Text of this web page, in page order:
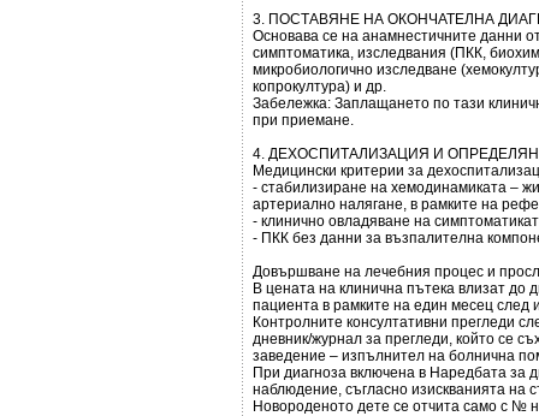
3. ПОСТАВЯНЕ НА ОКОНЧАТЕЛНА
Основава се на анамнестичните данни
симптоматика, изследвания (ПКК,
микробиологично изследване
копрокултура) и др.
Забележка: Заплащането по тази
при приемане.
4. ДЕХОСПИТАЛИЗАЦИЯ И
Медицински критерии за
- стабилизиране на хемодинамиката –
артериално налягане, в рамките на
- клинично овладяване на
- ПКК без данни за възпалителна
Довършване на лечебния процес и
В цената на клинична пътека влизат до
пациента в рамките на един месец след
Контролните консултативни прегледи
дневник/журнал за прегледи, който се
заведение – изпълнител на болнична
При диагноза включена в Наредбата за
наблюдение, съгласно изискванията на
Новороденото дете се отчита само с №